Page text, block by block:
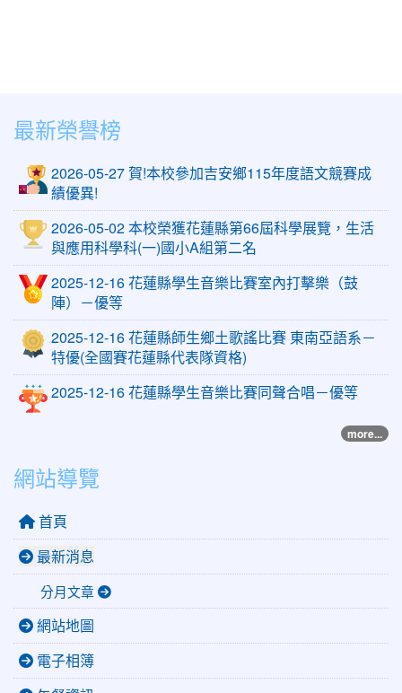
最新榮譽榜
2026-05-27 賀!本校參加吉安鄉115年度語文競賽成
績優異!
2026-05-02 本校榮獲花蓮縣第66屆科學展覽，生活
與應用科學科(一)國小A組第二名
2025-12-16 花蓮縣學生音樂比賽室內打擊樂（鼓
陣）－優等
2025-12-16 花蓮縣師生鄉土歌謠比賽 東南亞語系－
特優(全國賽花蓮縣代表隊資格)
2025-12-16 花蓮縣學生音樂比賽同聲合唱－優等
more...
網站導覽
首頁
最新消息
分月文章
網站地圖
電子相簿